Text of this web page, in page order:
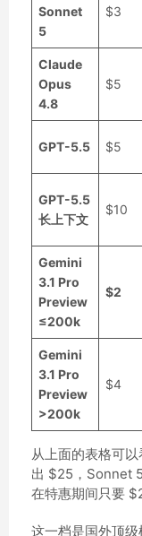
Sonnet
5
$3
Claude
Opus
4.8
$5
GPT-5.5 $5
GPT-5.5
长上下文
$10
Gemini
3.1 Pro
Preview
≤200k
$2
Gemini
3.1 Pro
Preview
>200k
$4
从上面的表格可
出 $25，Sonnet
在特惠期间只要
这一档是国外顶级